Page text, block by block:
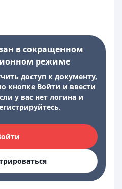
в сокращенном
режиме
доступ к документу,
кнопке Войти и ввести
у вас нет логина и